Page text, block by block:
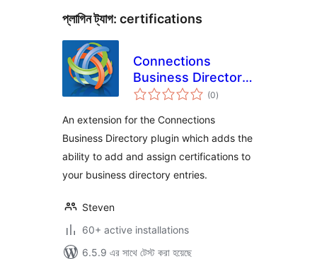
প্লাগিন ট্যাগ: certifications
Connections
Business Directory
Certifications
(0total
ratings
)
An extension for the Connections
Business Directory plugin which adds the
ability to add and assign certifications to
your business directory entries.
Steven
60+ active installations
6.5.9 এর সাথে টেস্ট করা হয়েছে